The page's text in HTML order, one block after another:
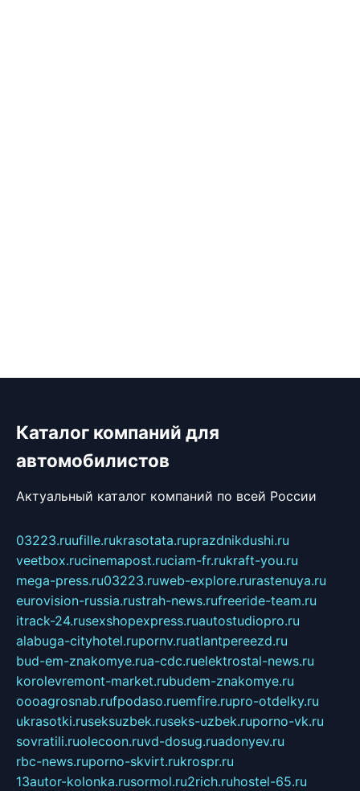
Каталог компаний для
автомобилистов
Актуальный каталог компаний по всей России
03223.ruufille.rukrasotata.ruprazdnikdushi.ru
veetbox.rucinemapost.ruciam-fr.rukraft-you.ru
mega-press.ru03223.ruweb-explore.rurastenuya.ru
eurovision-russia.rustrah-news.rufreeride-team.ru
itrack-24.rusexshopexpress.ruautostudiopro.ru
alabuga-cityhotel.rupornv.ruatlantpereezd.ru
bud-em-znakomye.rua-cdc.ruelektrostal-news.ru
korolevremont-market.rubudem-znakomye.ru
oooagrosnab.rufpodaso.ruemfire.rupro-otdelky.ru
ukrasotki.ruseksuzbek.ruseks-uzbek.ruporno-vk.ru
sovratili.ruolecoon.ruvd-dosug.ruadonyev.ru
rbc-news.ruporno-skvirt.rukrospr.ru
13autor-kolonka.rusormol.ru2rich.ruhostel-65.ru